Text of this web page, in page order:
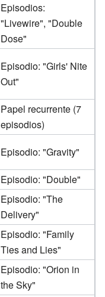
Episodios:
"Livewire", "Double
Dose"
Episodio: "Girls' Nite
Out"
Papel recurrente (7
episodios)
Episodio: "Gravity"
Episodio: "Double"
Episodio: "The
Delivery"
Episodio: "Family
Ties and Lies"
Episodio: "Orion in
the Sky"